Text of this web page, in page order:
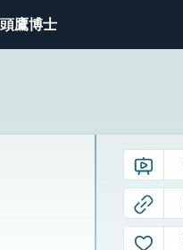
鷹博士